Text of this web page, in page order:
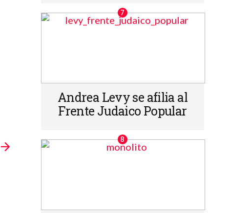
Andrea Levy se afilia al
Frente Judaico Popular